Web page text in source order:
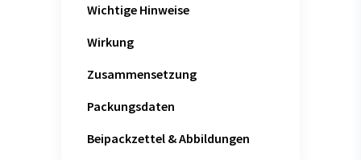
Wichtige Hinweise
Wirkung
Zusammensetzung
Packungsdaten
Beipackzettel & Abbildungen